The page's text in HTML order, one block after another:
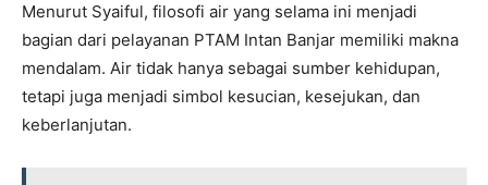
Menurut Syaiful, filosofi air yang selama ini menjadi
bagian dari pelayanan PTAM Intan Banjar memiliki makna
mendalam. Air tidak hanya sebagai sumber kehidupan,
tetapi juga menjadi simbol kesucian, kesejukan, dan
keberlanjutan.